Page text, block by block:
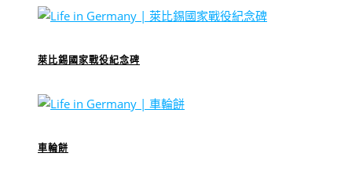
萊比錫國家戰役紀念碑
車輪餅